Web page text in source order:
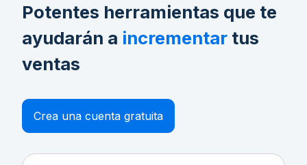
Potentes herramientas que te
ayudarán a incrementar tus
ventas
Crea una cuenta gratuita